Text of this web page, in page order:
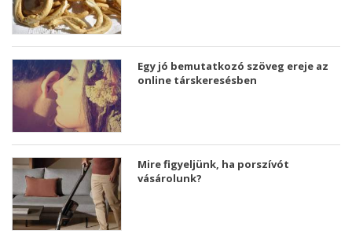
Egy jó bemutatkozó szöveg ereje az
online társkeresésben
Mire figyeljünk, ha porszívót
vásárolunk?